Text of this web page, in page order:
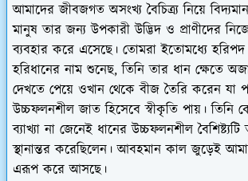
আমাদের জীবজগত অসংখ্য বৈচিত্র্য নিয়ে
মানুষ তার জন্য উপকারী উদ্ভিদ ও প্রাণীদের
ব্যবহার করে এসেছে। তোমরা ইতোমধ্যে হরিপদ
হরিধানের নাম শুনেছ, তিনি তার ধান ক্ষেতে
দেখতে পেয়ে ওখান থেকে বীজ তৈরি করেন যা
উচ্চফলনশীল জাত হিসেবে স্বীকৃতি পায়। তিনি
ব্যাখ্যা না জেনেই ধানের উচ্চফলনশীল বৈশিষ্ট্যটি
স্থানান্তর করেছিলেন। আবহমান কাল জুড়েই
এরূপ করে আসছে।